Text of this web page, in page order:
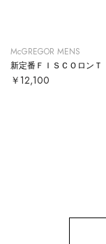
McGREGOR MENS
新定番ＦＩＳＣＯロンＴ
￥12,100